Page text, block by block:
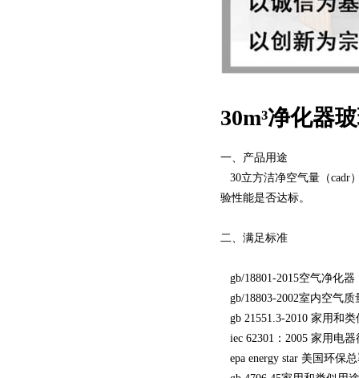
30m³净化器
一、产品用途
30立方洁净空气量（cadr
验性能是否达标。
二、满足标准
gb/18801-2015空气净化器
gb/18803-2002室内空气质
gb 21551.3-2010 家用和
iec 62301：2005 家用电
epa energy star 美国环保